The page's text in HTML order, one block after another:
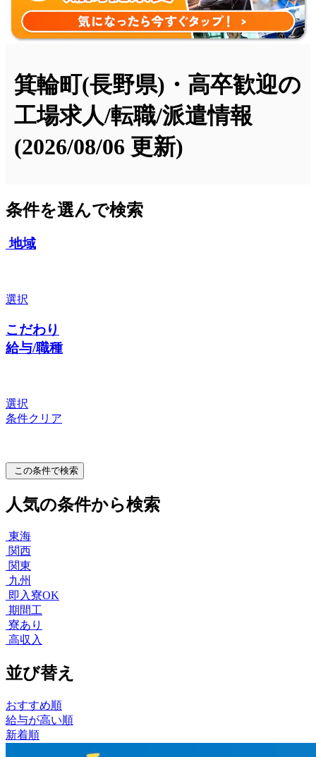
箕輪町(長野県)・高卒歓迎の
工場求人/転職/派遣情報
(2026/08/06 更新)
条件を選んで検索
地域
選択
こだわり
給与/職種
選択
条件クリア
この条件で検索
人気の条件から検索
東海
関西
関東
九州
即入寮OK
期間工
寮あり
高収入
並び替え
おすすめ順
給与が高い順
新着順